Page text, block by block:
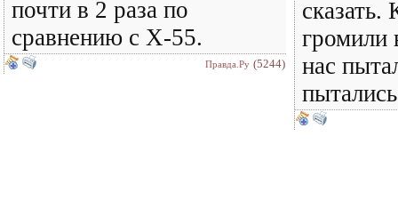
почти в 2 раза по
сравнению с Х-55.
Правда.Ру (5244)
сказать.
громили
нас